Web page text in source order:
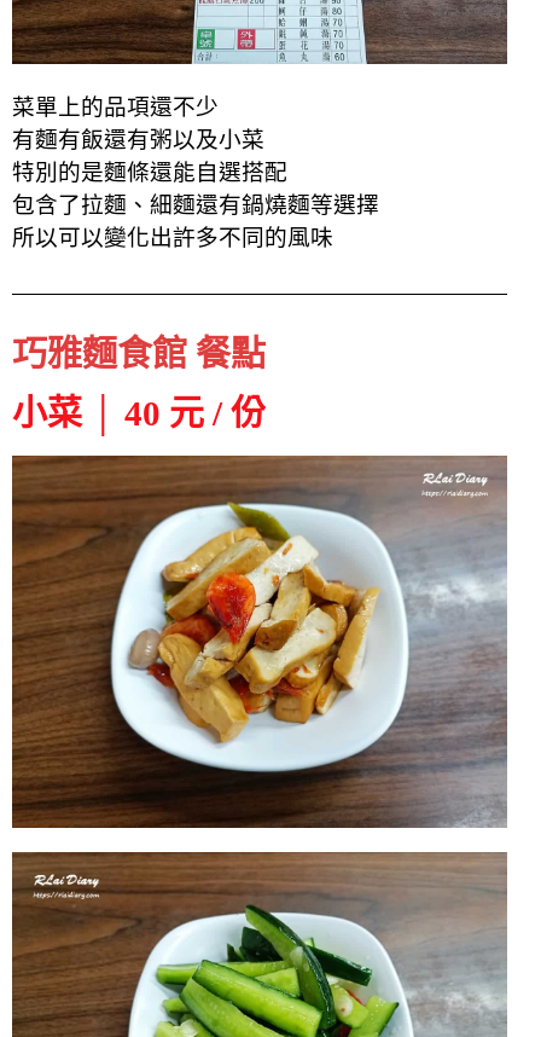
菜單上的品項還不少
有麵有飯還有粥以及小菜
特別的是麵條還能自選搭配
包含了拉麵、細麵還有鍋燒麵等選擇
所以可以變化出許多不同的風味
巧雅麵食館 餐點
小菜 │ 40 元 / 份